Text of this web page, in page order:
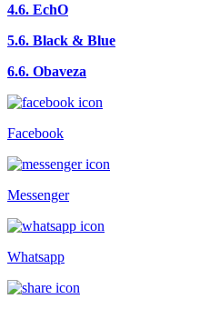
4.6. EchO
5.6. Black & Blue
6.6. Obaveza
Facebook
Messenger
Whatsapp